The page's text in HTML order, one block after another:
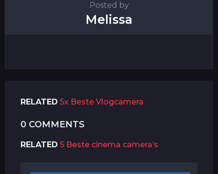
Posted by
Melissa
RELATED 5x Beste Vlogcamera
0 COMMENTS
RELATED 5 Beste cinema camera’s